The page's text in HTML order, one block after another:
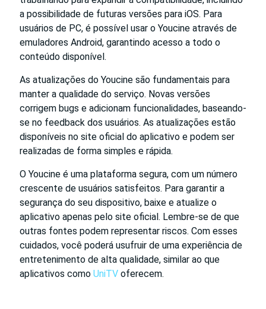
a possibilidade de futuras versões para iOS. Para
usuários de PC, é possível usar o Youcine através de
emuladores Android, garantindo acesso a todo o
conteúdo disponível.
As atualizações do Youcine são fundamentais para
manter a qualidade do serviço. Novas versões
corrigem bugs e adicionam funcionalidades, baseando-
se no feedback dos usuários. As atualizações estão
disponíveis no site oficial do aplicativo e podem ser
realizadas de forma simples e rápida.
O Youcine é uma plataforma segura, com um número
crescente de usuários satisfeitos. Para garantir a
segurança do seu dispositivo, baixe e atualize o
aplicativo apenas pelo site oficial. Lembre-se de que
outras fontes podem representar riscos. Com esses
cuidados, você poderá usufruir de uma experiência de
entretenimento de alta qualidade, similar ao que
aplicativos como UniTV oferecem.